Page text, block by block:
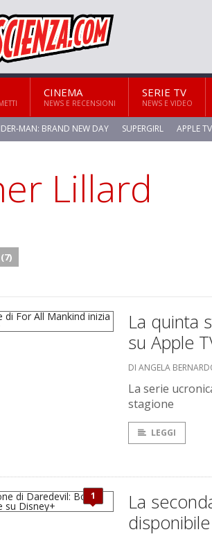
CINEMA
NEWS E RECENSIONI
SERIE TV
NEWS E VIDEO
MAN: BRAND NEW DAY SUPERGIRL APPLE
Lillard
La quinta
su Apple
DI ANGELA
La serie
stagione
LEGGI
1
La